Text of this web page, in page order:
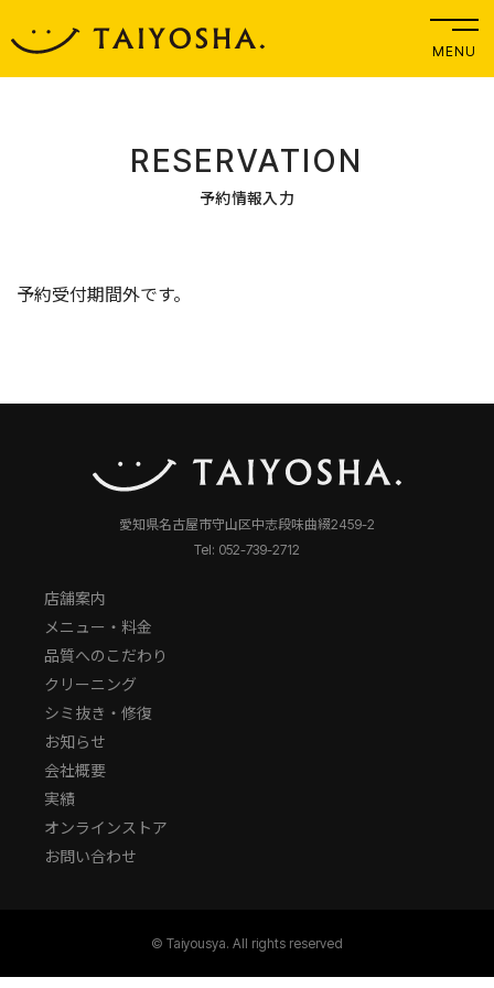
MENU
RESERVATION
予約情報入力
予約受付期間外です。
愛知県名古屋市守山区中志段味曲綴2459-2
Tel: 052-739-2712
店舗案内
メニュー・料金
品質へのこだわり
クリーニング
シミ抜き・修復
お知らせ
会社概要
実績
オンラインストア
お問い合わせ
© Taiyousya. All rights reserved